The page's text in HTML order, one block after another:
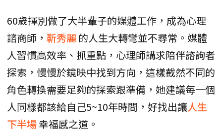
60歲揮別做了大半輩子的媒體工作，成為心理
諮商師， 靳秀麗的人生大轉彎並不尋常。媒體
人習慣高效率、抓重點，心理師講求陪伴諮詢者
探索，慢慢於鏡映中找到方向，這樣截然不同的
角色轉換需要足夠的探索跟準備，她建議每一個
人同樣都該給自己5~10年時間，好找出讓人生
下半場幸福感之道。